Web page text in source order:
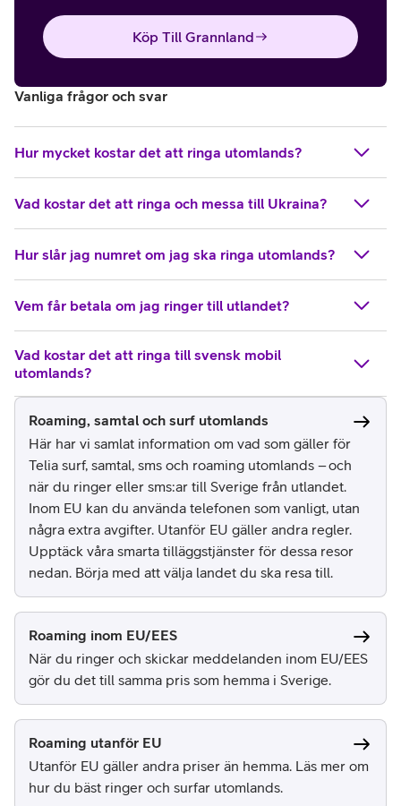
Köp Till Grannland
Vanliga frågor och svar
Hur mycket kostar det att ringa utomlands?
Vad kostar det att ringa och messa till Ukraina?
Hur slår jag numret om jag ska ringa utomlands?
Vem får betala om jag ringer till utlandet?
Vad kostar det att ringa till svensk mobil
utomlands?
Roaming, samtal och surf utomlands
Här har vi samlat information om vad som gäller för
Telia surf, samtal, sms och roaming utomlands – och
när du ringer eller sms:ar till Sverige från utlandet.
Inom EU kan du använda telefonen som vanligt, utan
några extra avgifter. Utanför EU gäller andra regler.
Upptäck våra smarta tilläggstjänster för dessa resor
nedan. Börja med att välja landet du ska resa till.
Roaming inom EU/EES
När du ringer och skickar meddelanden inom EU/EES
gör du det till samma pris som hemma i Sverige.
Roaming utanför EU
Utanför EU gäller andra priser än hemma. Läs mer om
hur du bäst ringer och surfar utomlands.